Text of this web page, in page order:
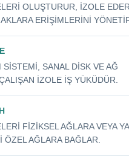
OLUŞTURUR, IZOLE
ERIŞIMLERINI
SISTEMI, SANAL DISK VE AĞ
IZOLE IŞ YÜKÜDÜR.
FIZIKSEL AĞLARA VEYA
ÖZEL AĞLARA BAĞLAR.